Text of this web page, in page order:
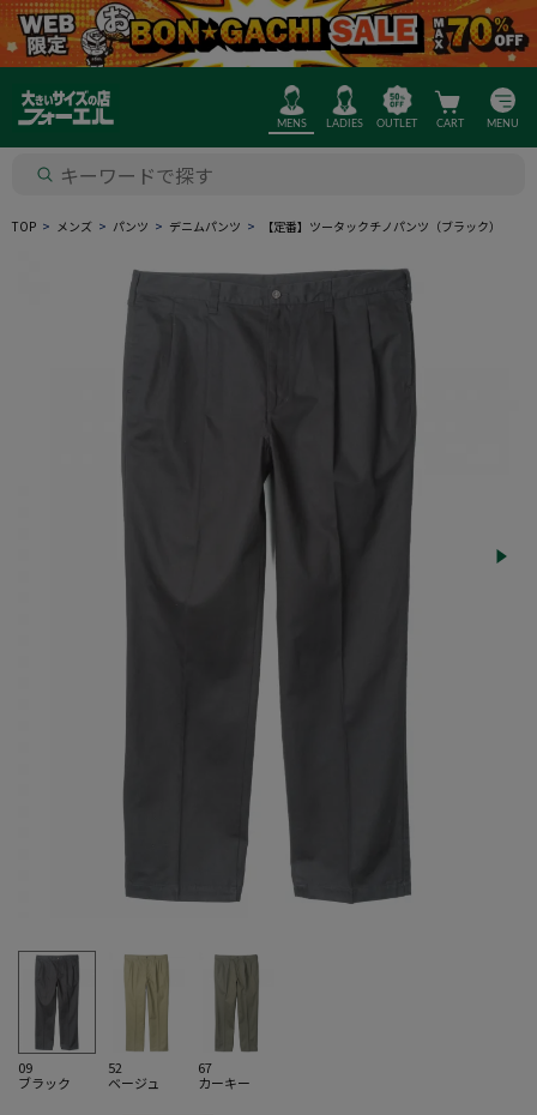
MENS LADIES OUTLET CART MENU
TOP メンズ パンツ デニムパンツ 【定番】ツータックチノパンツ（ブラック）
09
ブラック
52
ベージュ
67
カーキー